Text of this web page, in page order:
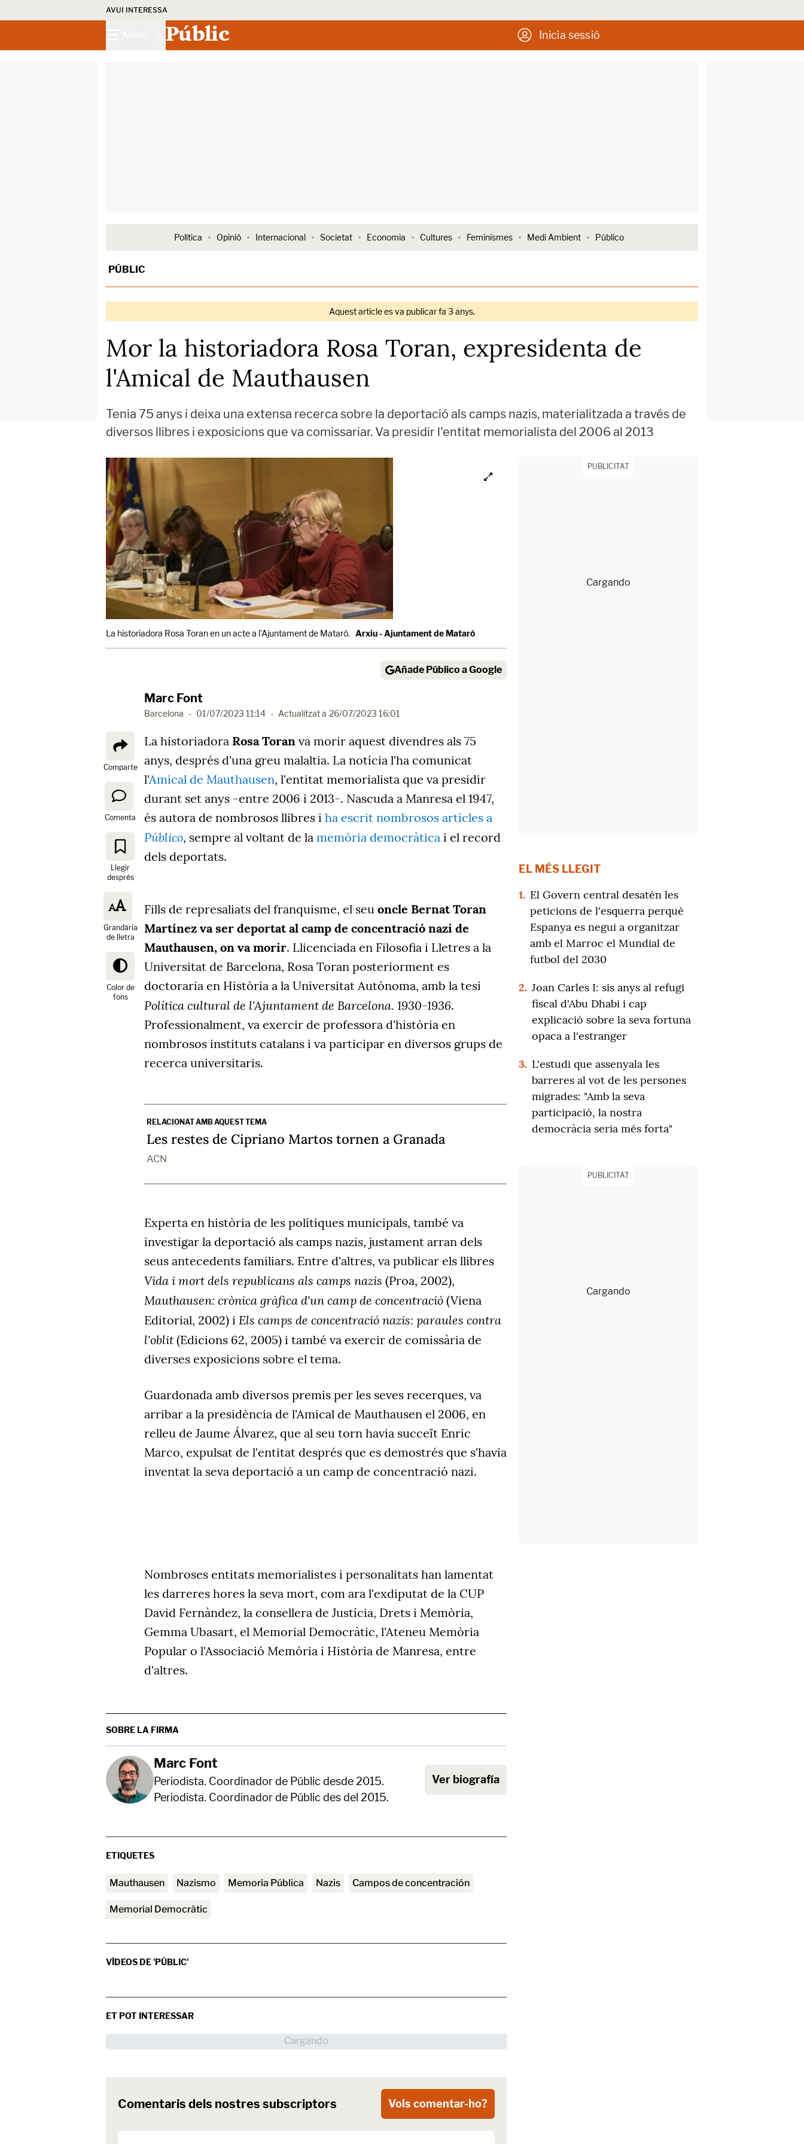
AVUI INTERESSA
Públic Inicia sessió
Política Opinió Internacional Societat Economia Cultures Feminismes Medi Ambient Público
PÚBLIC
Aquest article es va publicar fa 3 anys.
Mor la historiadora Rosa Toran, expresidenta de
l'Amical de Mauthausen
Tenia 75 anys i deixa una extensa recerca sobre la deportació als camps nazis, materialitzada a través de
diversos llibres i exposicions que va comissariar. Va presidir l'entitat memorialista del 2006 al 2013
La historiadora Rosa Toran en un acte a l'Ajuntament de Mataró. Arxiu - Ajuntament de Mataró
Añade Público a Google
Marc Font
Barcelona - 01/07/2023 11:14 - Actualitzat a 26/07/2023 16:01
Comparte
Comenta
Llegir
després
Grandària
de lletra
Color de
fons
La historiadora Rosa Toran va morir aquest divendres als 75
anys, després d'una greu malaltia. La notícia l'ha comunicat
l'Amical de Mauthausen, l'entitat memorialista que va presidir
durant set anys -entre 2006 i 2013-. Nascuda a Manresa el 1947,
és autora de nombrosos llibres i ha escrit nombrosos articles a
Público, sempre al voltant de la memòria democràtica i el record
dels deportats.
Fills de represaliats del franquisme, el seu oncle Bernat Toran
Martínez va ser deportat al camp de concentració nazi de
Mauthausen, on va morir. Llicenciada en Filosofia i Lletres a la
Universitat de Barcelona, Rosa Toran posteriorment es
doctoraria en Història a la Universitat Autònoma, amb la tesi
Política cultural de l'Ajuntament de Barcelona. 1930-1936.
Professionalment, va exercir de professora d'història en
nombrosos instituts catalans i va participar en diversos grups de
recerca universitaris.
RELACIONAT AMB AQUEST TEMA
Les restes de Cipriano Martos tornen a Granada
ACN
Experta en història de les polítiques municipals, també va
investigar la deportació als camps nazis, justament arran dels
seus antecedents familiars. Entre d'altres, va publicar els llibres
Vida i mort dels republicans als camps nazis (Proa, 2002),
Mauthausen: crònica gràfica d'un camp de concentració (Viena
Editorial, 2002) i Els camps de concentració nazis: paraules contra
l'oblit (Edicions 62, 2005) i també va exercir de comissària de
diverses exposicions sobre el tema.
Guardonada amb diversos premis per les seves recerques, va
arribar a la presidència de l'Amical de Mauthausen el 2006, en
relleu de Jaume Álvarez, que al seu torn havia succeït Enric
Marco, expulsat de l'entitat després que es demostrés que s'havia
inventat la seva deportació a un camp de concentració nazi.
Nombroses entitats memorialistes i personalitats han lamentat
les darreres hores la seva mort, com ara l'exdiputat de la CUP
David Fernàndez, la consellera de Justícia, Drets i Memòria,
Gemma Ubasart, el Memorial Democràtic, l'Ateneu Memòria
Popular o l'Associació Memòria i Història de Manresa, entre
d'altres.
SOBRE LA FIRMA
Marc Font
Periodista. Coordinador de Públic desde 2015.
Periodista. Coordinador de Públic des del 2015.
Ver biografía
ETIQUETES
Mauthausen nazismo Memoria Pública Nazis campos de concentración
Memorial Democràtic
VÍDEOS DE 'PÚBLIC'
ET POT INTERESSAR
Comentaris dels nostres subscriptors Vols comentar-ho?
PUBLICITAT
EL MÉS LLEGIT
1. El Govern central desatén les
peticions de l'esquerra perquè
Espanya es negui a organitzar
amb el Marroc el Mundial de
futbol del 2030
2. Joan Carles I: sis anys al refugi
fiscal d'Abu Dhabi i cap
explicació sobre la seva fortuna
opaca a l'estranger
3. L'estudi que assenyala les
barreres al vot de les persones
migrades: "Amb la seva
participació, la nostra
democràcia seria més forta"
PUBLICITAT